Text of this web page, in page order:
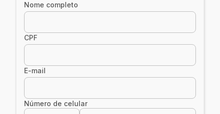
Nome completo
CPF
E-mail
Número de celular